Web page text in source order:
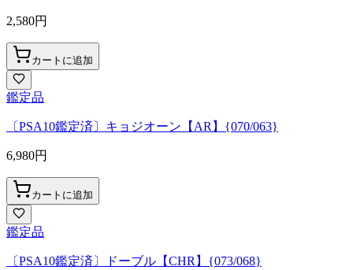
2,580円
カートに追加
鑑定品
〔PSA10鑑定済〕キョジオーン【AR】{070/063}
6,980円
カートに追加
鑑定品
〔PSA10鑑定済〕ドーブル【CHR】{073/068}